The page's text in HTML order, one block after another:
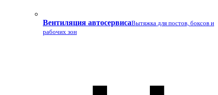
Вентиляция автосервисаВытяжка для постов, боксов и
рабочих зон